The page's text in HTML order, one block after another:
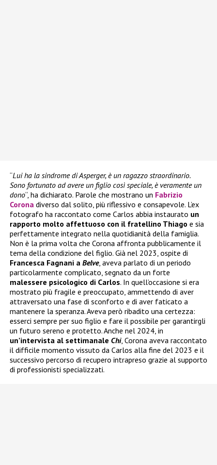
“Lui ha la sindrome di Asperger, è un ragazzo straordinario.
Sono fortunato ad avere un figlio così speciale, è veramente un
dono“, ha dichiarato. Parole che mostrano un Fabrizio
Corona diverso dal solito, più riflessivo e consapevole. L’ex
fotografo ha raccontato come Carlos abbia instaurato un
rapporto molto affettuoso con il fratellino Thiago e sia
perfettamente integrato nella quotidianità della famiglia.
Non è la prima volta che Corona affronta pubblicamente il
tema della condizione del figlio. Già nel 2023, ospite di
Francesca Fagnani a Belve, aveva parlato di un periodo
particolarmente complicato, segnato da un forte
malessere psicologico di Carlos. In quell’occasione si era
mostrato più fragile e preoccupato, ammettendo di aver
attraversato una fase di sconforto e di aver faticato a
mantenere la speranza. Aveva però ribadito una certezza:
esserci sempre per suo figlio e fare il possibile per garantirgli
un futuro sereno e protetto. Anche nel 2024, in
un’intervista al settimanale Chi, Corona aveva raccontato
il difficile momento vissuto da Carlos alla fine del 2023 e il
successivo percorso di recupero intrapreso grazie al supporto
di professionisti specializzati.